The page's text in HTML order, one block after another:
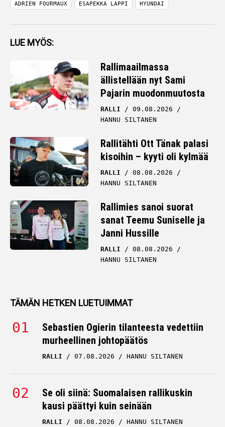
ADRIEN FOURMAUX ESAPEKKA LAPPI HYUNDAI
LUE MYÖS:
Rallimaailmassa
ällistellään nyt Sami
Pajarin muodonmuutosta
RALLI
09.08.2026
HANNU SILTANEN
Rallitähti Ott Tänak palasi
kisoihin – kyyti oli kylmää
RALLI
08.08.2026
HANNU SILTANEN
Rallimies sanoi suorat
sanat Teemu Suniselle ja
Janni Hussille
RALLI
08.08.2026
HANNU SILTANEN
TÄMÄN HETKEN LUETUIMMAT
Sebastien Ogierin tilanteesta vedettiin
murheellinen johtopäätös
RALLI 07.08.2026 HANNU SILTANEN
Se oli siinä: Suomalaisen rallikuskin
kausi päättyi kuin seinään
RALLI 08.08.2026 HANNU SILTANEN